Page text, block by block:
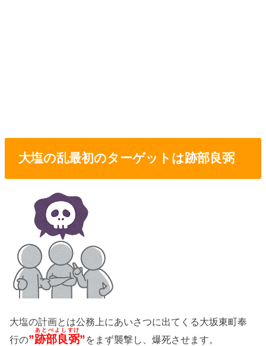
大塩の乱最初のターゲットは跡部良弼
大塩の計画とは公務上にあいさつに出てくる大坂東町奉
行の”跡部良弼
あとべよしすけ
”をまず襲撃し、爆死させます。